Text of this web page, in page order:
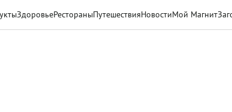
ЗдоровьеРестораныПутешествияНовостиМой Магнит